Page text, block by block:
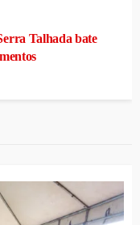
Talhada bate